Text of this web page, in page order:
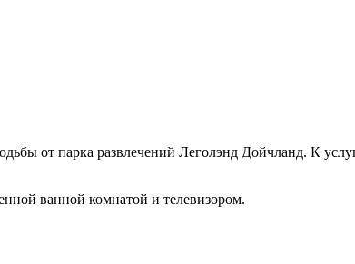
от парка развлечений Леголэнд Дойчланд. К
ванной комнатой и телевизором.